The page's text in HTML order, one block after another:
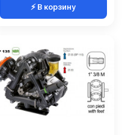
⚡ В корзину